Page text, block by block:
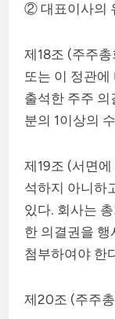
② 대표이사의
제18조 (주주
또는 이 정관
출석한 주주
분의 1이상의
제19조 (서면
석하지 아니하
있다. 회사는
한 의결권을
첨부하여야 한
제20조 (주주